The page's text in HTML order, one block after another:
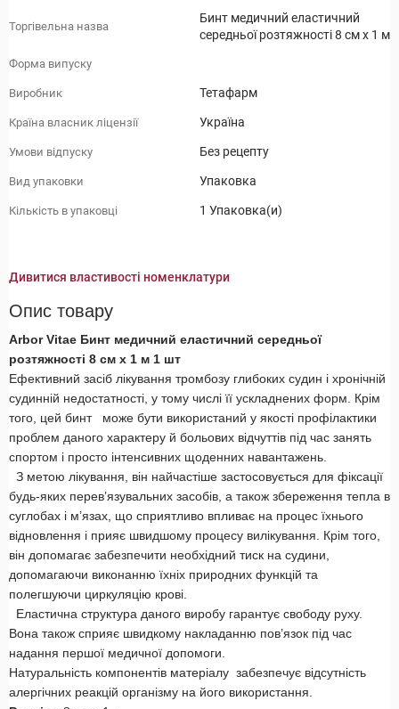
Торгівельна назва
Бинт медичний еластичний
середньої розтяжності 8 см х 1 м
Форма випуску
Виробник Тетафарм
Країна власник ліцензії Україна
Умови відпуску Без рецепту
Вид упаковки Упаковка
Кількість в упаковці 1 Упаковка(и)
Дивитися властивості номенклатури
Опис товару
Arbor Vitae Бинт медичний еластичний середньої
розтяжності 8 см х 1 м 1 шт
Ефективний засіб лікування тромбозу глибоких судин і хронічній
судинній недостатності, у тому числі її ускладнених форм. Крім
того, цей бинт
може бути використаний у якості профілактики
проблем даного характеру й больових відчуттів під час занять
спортом і просто інтенсивних щоденних навантажень.
З метою лікування, він найчастіше застосовується для фіксації
будь-яких перев’язувальних засобів, а також збереження тепла в
суглобах і м’язах, що сприятливо впливає на процес їхнього
відновлення і прияє швидшому процесу вилікування. Крім того,
він допомагає забезпечити необхідний тиск на судини,
допомагаючи виконанню їхніх природних функцій та
полегшуючи циркуляцію крові.
Еластична структура даного виробу гарантує свободу руху.
Вона також сприяє швидкому накладанню пов’язок під час
надання першої медичної допомоги.
Натуральність компонентів матеріалу забезпечує відсутність
алергічних реакцій організму на його використання.